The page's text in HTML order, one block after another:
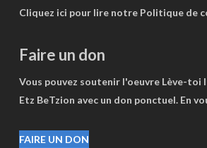
Cliquez ici pour lire notre Politique de
Faire un don
Vous pouvez soutenir l'oeuvre Lève-toi
Etz BeTzion avec un don ponctuel. En
FAIRE UN DON